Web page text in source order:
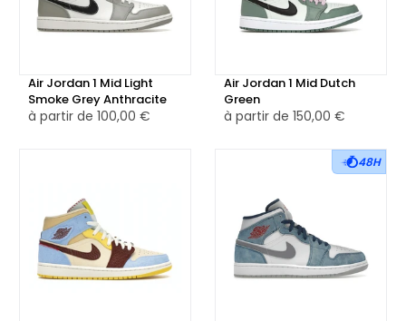
La languette en nylon blanc est surmontée d’un patch
intermédiaire blanche, associée à une outsole violet foncé,
reprenant fidèlement les codes couleurs de la franchise
Disponible en version neuve ou reconditionnée selon les
stocks, la Air Jordan 1 Mid Lakers (2022) est un choix idéal
pour les passionnés de sneakers et les fans de la NBA qui
souhaitent afficher leur soutien à l’une des équipes les plus
emblématiques du basket.
Air Jordan 1 Mid Light
Smoke Grey Anthracite
à partir de 100,00 €
Air Jordan 1 Mid Dutch
Green
à partir de 150,00 €
48H